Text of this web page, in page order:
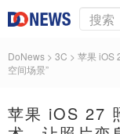
DoNews > 3C > 苹果 iOS
空间场景”
苹果 iOS 27